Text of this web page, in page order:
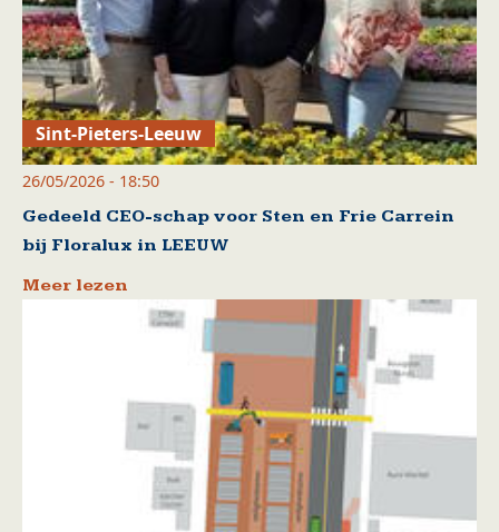
Sint-Pieters-Leeuw
26/05/2026 - 18:50
Gedeeld CEO-schap voor Sten en Frie Carrein
bij Floralux in LEEUW
Meer lezen